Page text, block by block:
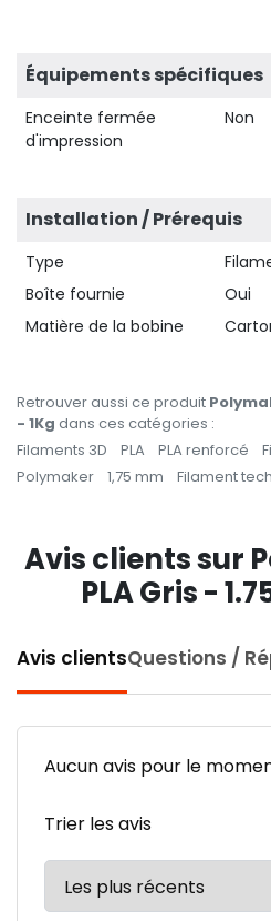
Équipements spécifiques
Enceinte fermée
d'impression
Non
Installation / Prérequis
Type
Boîte fournie
Oui
Matière de la bobine
Retrouver aussi ce produit
- 1Kg dans ces catégories :
Filaments 3D
PLA PLA renforcé
Polymaker
1,75 mm Filament
Avis clients sur
PLA Gris -
Avis clientsQuestions /
Aucun avis pour le
Trier les avis